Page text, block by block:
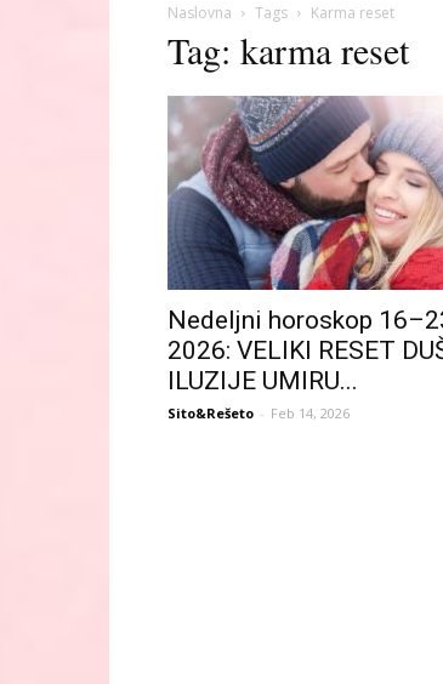
Naslovna Tags Karma reset
Tag: karma reset
Nedelјni horoskop
2026: VELIKI RESET
ILUZIJE UMIRU...
Sito&Rešeto - Feb 14, 2026